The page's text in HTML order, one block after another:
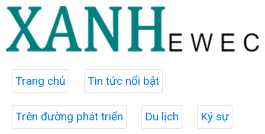
Trang chủ Tin tức nổi bật
Trên đường phát triển Du lịch Ký sự